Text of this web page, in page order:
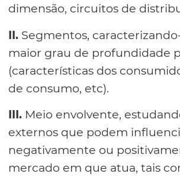
dimensão, circuitos de
II. Segmentos,
maior grau de profundidade
(características dos
de consumo, etc).
III. Meio envolvente,
externos que podem
negativamente ou
mercado em que atua, tais